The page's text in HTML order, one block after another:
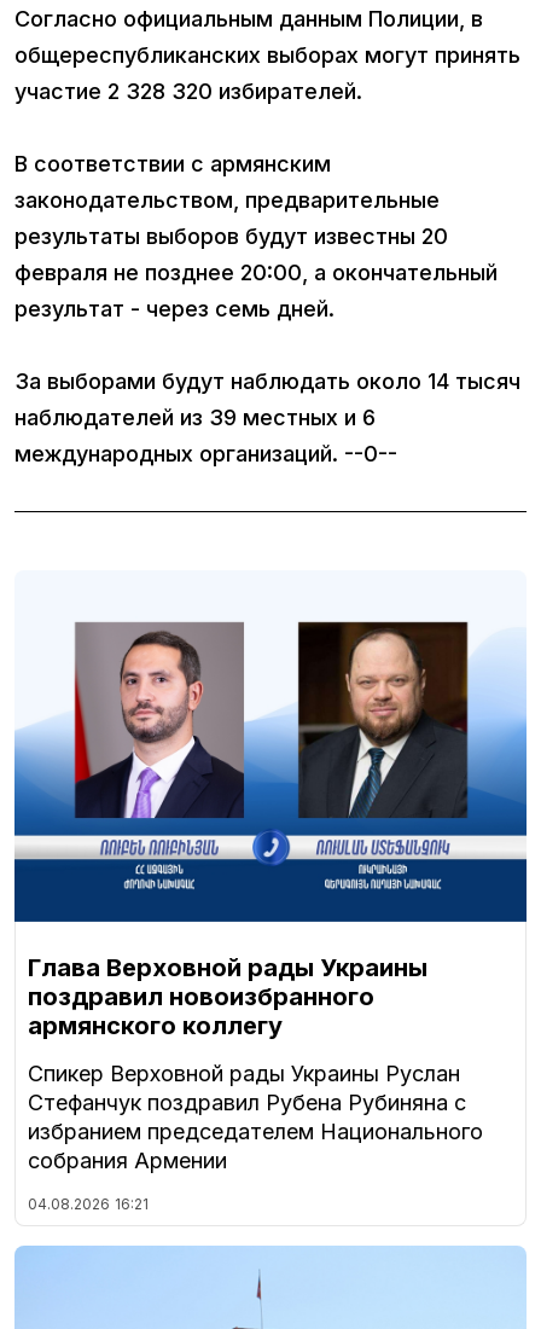
Согласно официальным данным Полиции, в
общереспубликанских выборах могут принять
участие 2 328 320 избирателей.
В соответствии с армянским
законодательством, предварительные
результаты выборов будут известны 20
февраля не позднее 20:00, а окончательный
результат - через семь дней.
За выборами будут наблюдать около 14 тысяч
наблюдателей из 39 местных и 6
международных организаций. --0--
Глава Верховной рады Украины
поздравил новоизбранного
армянского коллегу
Спикер Верховной рады Украины Руслан
Стефанчук поздравил Рубена Рубиняна с
избранием председателем Национального
собрания Армении
04.08.2026 16:21